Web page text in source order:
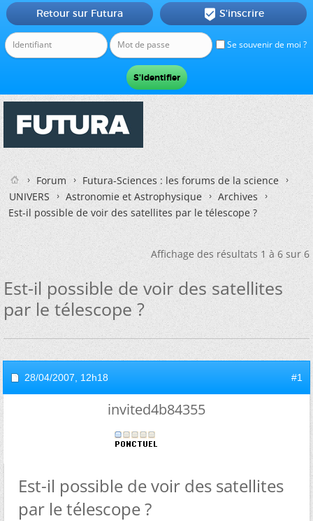
Se souvenir de moi ?
Retour sur Futura  S'inscrire
Forum
Futura-Sciences : les forums de la science
UNIVERS
Astronomie et Astrophysique
Archives
Est-il possible de voir des satellites par le télescope ?
Affichage des résultats 1 à 6 sur 6
Est-il possible de voir des satellites
par le télescope ?
28/04/2007, 12h18 #1
invited4b84355
Est-il possible de voir des satellites
par le télescope ?